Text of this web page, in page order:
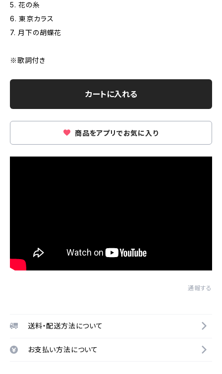
5. 花の糸
6. 東京カラス
7. 月下の胡蝶花
※歌詞付き
カートに入れる
商品をアプリでお気に入り
通報する
送料・配送方法について
お支払い方法について